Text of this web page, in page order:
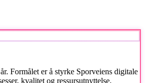
Formålet er å styrke Sporveiens digitale
kvalitet og ressursutnyttelse.